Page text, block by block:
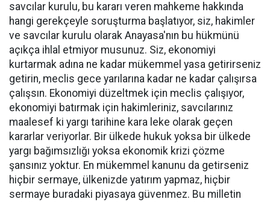
savcılar kurulu, bu kararı veren mahkeme hakkında
hangi gerekçeyle soruşturma başlatıyor, siz, hakimler
ve savcılar kurulu olarak Anayasa'nın bu hükmünü
açıkça ihlal etmiyor musunuz. Siz, ekonomiyi
kurtarmak adına ne kadar mükemmel yasa getirirseniz
getirin, meclis gece yarılarına kadar ne kadar çalışırsa
çalışsın. Ekonomiyi düzeltmek için meclis çalışıyor,
ekonomiyi batırmak için hakimleriniz, savcılarınız
maalesef ki yargı tarihine kara leke olarak geçen
kararlar veriyorlar. Bir ülkede hukuk yoksa bir ülkede
yargı bağımsızlığı yoksa ekonomik krizi çözme
şansınız yoktur. En mükemmel kanunu da getirseniz
hiçbir sermaye, ülkenizde yatırım yapmaz, hiçbir
sermaye buradaki piyasaya güvenmez. Bu milletin